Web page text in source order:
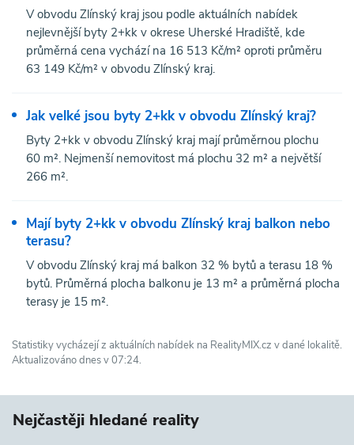
V obvodu Zlínský kraj jsou podle aktuálních nabídek
nejlevnější byty 2+kk v okrese Uherské Hradiště, kde
průměrná cena vychází na 16 513 Kč/m² oproti průměru
63 149 Kč/m² v obvodu Zlínský kraj.
Jak velké jsou byty 2+kk v obvodu Zlínský kraj?
Byty 2+kk v obvodu Zlínský kraj mají průměrnou plochu
60 m². Nejmenší nemovitost má plochu 32 m² a největší
266 m².
Mají byty 2+kk v obvodu Zlínský kraj balkon nebo
terasu?
V obvodu Zlínský kraj má balkon 32 % bytů a terasu 18 %
bytů. Průměrná plocha balkonu je 13 m² a průměrná plocha
terasy je 15 m².
Statistiky vycházejí z aktuálních nabídek na RealityMIX.cz v dané lokalitě.
Aktualizováno dnes v 07:24.
Nejčastěji hledané reality